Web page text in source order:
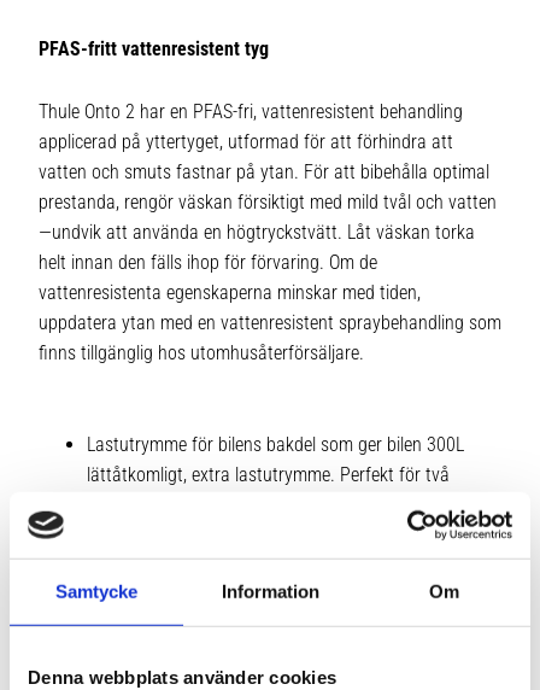
Samtycke Information Om
Denna webbplats använder cookies
PFAS-fritt vattenresistent tyg
Thule Onto 2 har en PFAS-fri, vattenresistent behandling
applicerad på yttertyget, utformad för att förhindra att
vatten och smuts fastnar på ytan. För att bibehålla optimal
prestanda, rengör väskan försiktigt med mild tvål och vatten
—undvik att använda en högtryckstvätt. Låt väskan torka
helt innan den fälls ihop för förvaring. Om de
vattenresistenta egenskaperna minskar med tiden,
uppdatera ytan med en vattenresistent spraybehandling som
finns tillgänglig hos utomhusåterförsäljare.
Lastutrymme för bilens bakdel som ger bilen 300L
lättåtkomligt, extra lastutrymme. Perfekt för två
golfbagar eller en Thule Chariot multisportvagn
Boxen är placerad lågt mot marken, vilket gör det
enkelt att lasta och lossa lasten
Monteras enkelt på dragkroken – inga verktyg behövs
Enkel åtkomst till bagageutrymmet eftersom boxen är
Lätt att förvara när den inte används, tack vare den